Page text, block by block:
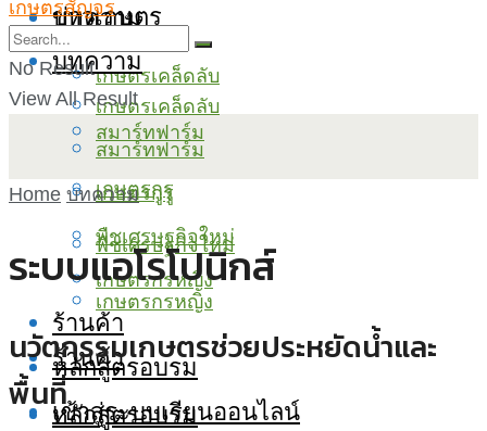
บทความ
เกษตรเคล็ดลับ
สมาร์ทฟาร์ม
เกษตรกูรู
พืชเศรษฐกิจใหม่
เกษตรกรหญิง
ร้านค้า
หลักสูตรอบรม
ข่าวเกษตร
บทความ
เกษตรเคล็ดลับ
สมาร์ทฟาร์ม
เกษตรกูรู
พืชเศรษฐกิจใหม่
เกษตรกรหญิง
ร้านค้า
หลักสูตรอบรม
เข้าสู่ระบบเรียนออนไลน์
เกษตรสัญจร
No Result
View All Result
Home บทความ
ระบบแอโรโปนิกส์
นวัตกรรมเกษตรช่วยประหยัดน้ำและ
พื้นที่